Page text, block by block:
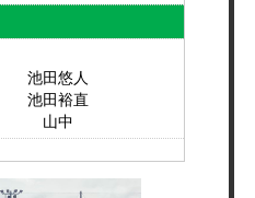
池田悠人
池田裕直
山中